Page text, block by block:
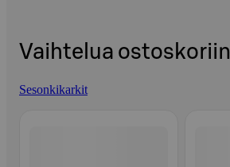
Vaihtelua ostoskoriin
Sesonkikarkit